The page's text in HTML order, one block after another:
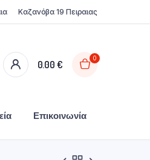
Καζανόβα 19 Πειραιας
0.00€
0
Επικοινωνία